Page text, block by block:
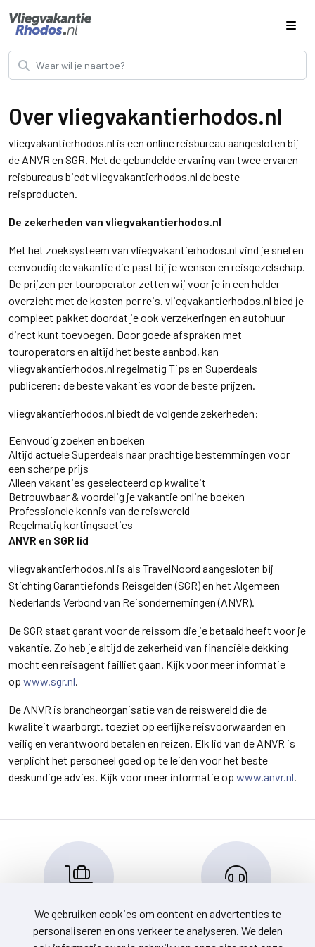
Over vliegvakantierhodos.nl
vliegvakantierhodos.nl is een online reisbureau aangesloten bij
de ANVR en SGR. Met de gebundelde ervaring van twee ervaren
reisbureaus biedt vliegvakantierhodos.nl de beste
reisproducten.
De zekerheden van vliegvakantierhodos.nl
Met het zoeksysteem van vliegvakantierhodos.nl vind je snel en
eenvoudig de vakantie die past bij je wensen en reisgezelschap.
De prijzen per touroperator zetten wij voor je in een helder
overzicht met de kosten per reis. vliegvakantierhodos.nl bied je
compleet pakket doordat je ook verzekeringen en autohuur
direct kunt toevoegen. Door goede afspraken met
touroperators en altijd het beste aanbod, kan
vliegvakantierhodos.nl regelmatig Tips en Superdeals
publiceren: de beste vakanties voor de beste prijzen.
vliegvakantierhodos.nl biedt de volgende zekerheden:
Eenvoudig zoeken en boeken
Altijd actuele Superdeals naar prachtige bestemmingen voor
een scherpe prijs
Alleen vakanties geselecteerd op kwaliteit
Betrouwbaar & voordelig je vakantie online boeken
Professionele kennis van de reiswereld
Regelmatig kortingsacties
ANVR en SGR lid
vliegvakantierhodos.nl is als TravelNoord aangesloten bij
Stichting Garantiefonds Reisgelden (SGR) en het Algemeen
Nederlands Verbond van Reisondernemingen (ANVR).
De SGR staat garant voor de reissom die je betaald heeft voor je
vakantie. Zo heb je altijd de zekerheid van financiële dekking
mocht een reisagent failliet gaan. Kijk voor meer informatie
op www.sgr.nl.
De ANVR is brancheorganisatie van de reiswereld die de
kwaliteit waarborgt, toeziet op eerlijke reisvoorwaarden en
veilig en verantwoord betalen en reizen. Elk lid van de ANVR is
verplicht het personeel goed op te leiden voor het beste
deskundige advies. Kijk voor meer informatie op www.anvr.nl.
Reserveren en info
info@travelnoord.nl
Klantenservice
088-0580500
We gebruiken cookies om content en advertenties te
personaliseren en ons verkeer te analyseren. We delen